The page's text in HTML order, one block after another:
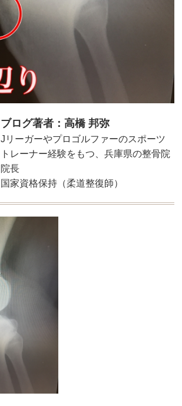
ブログ著者：高橋 邦弥
Jリーガーやプロゴルファーのスポーツ
トレーナー経験をもつ、兵庫県の整骨院
院長
国家資格保持（柔道整復師）